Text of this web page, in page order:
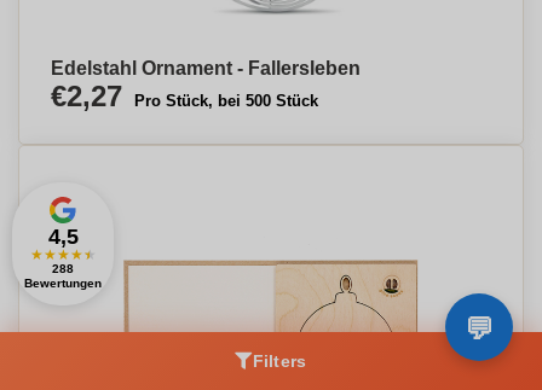
Edelstahl Ornament - Fallersleben
€2,27 Pro Stück, bei 500 Stück
Filters
4,5
★★★★★
288
Bewertungen